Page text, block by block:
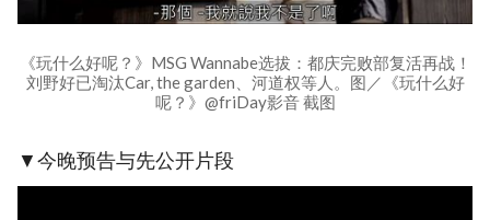
《玩什么好呢？》MSG Wannabe选拔：都庆完败部复活再战！
刘野好已淘汰Car, the garden、河道权等人。图／《玩什么好
呢？》@friDay影音 截图
▼今晚预告与先公开片段